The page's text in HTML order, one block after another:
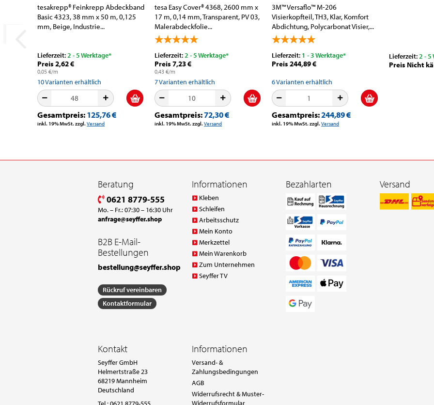
tesakrepp® Feinkrepp Abdeckband
Basic 4323, 38 mm x 50 m, 0,125
mm, Beige, Industrie...
Lieferzeit:2 - 5 Werktage*
Preis 2,62 €
0,05 €/m
10Varianten erhältlich
Gesamtpreis:125,76 €
inkl. 19% MwSt. zzgl.Versand
tesa Easy Cover® 4368, 2600 mm x
17 m, 0,14 mm, Transparent, PV 03,
Malerabdeckfolie...
Lieferzeit:2 - 5 Werktage*
Preis 7,23 €
0,43 €/m
7Varianten erhältlich
Gesamtpreis:72,30 €
inkl. 19% MwSt. zzgl.Versand
3M™ Versaflo™ M-206
Visierkopfteil, TH3, Klar, Komfort
Abdichtung, Polycarbonat Visier,...
Lieferzeit: 1 - 3 Werktage*
Preis 244,89 €
6Varianten erhältlich
Gesamtpreis:244,89 €
inkl. 19% MwSt. zzgl.Versand
Lieferzeit:2 - 5
Preis Nicht
Beratung
0621 8779-555
Mo. – Fr.: 07:30 – 16:30 Uhr
anfrage@seyffer.shop
B2B E-Mail-
Bestellungen
bestellung@seyffer.shop
Rückruf vereinbaren
Kontaktformular
Informationen
Kleben
Schleifen
Arbeitsschutz
Mein Konto
Merkzettel
Mein Warenkorb
Zum Unternehmen
Seyffer TV
Bezahlarten Versand
Kontakt
Seyffer GmbH
Helmertstraße 23
68219 Mannheim
Deutschland
Informationen
Versand- &
Zahlungsbedingungen
AGB
Widerrufsrecht & Muster-
Widerrufsformular